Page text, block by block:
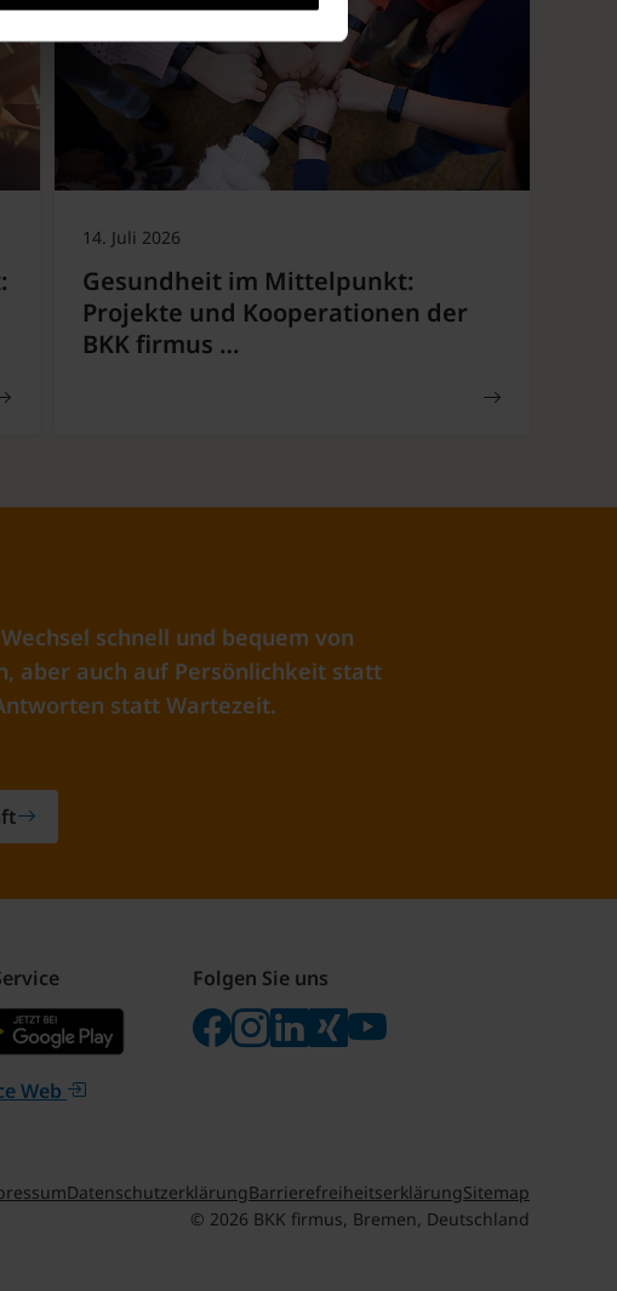
14. Juli 2026
Gesundheit im Mittelpunkt:
Projekte und Kooperationen der
BKK firmus …
schnell und bequem von
aber auch auf Persönlichkeit statt
statt Wartezeit.
Web
Folgen Sie uns
Folgen Sie uns auf Facebook
Folgen Sie uns auf Instagram
Besuchen Sie uns bei LinkedIn
Besuchen Sie uns bei Xing
Besuchen Sie uns bei
DatenschutzerklärungBarrierefreiheitserklärungSitemap
© 2026 BKK firmus, Bremen, Deutschland